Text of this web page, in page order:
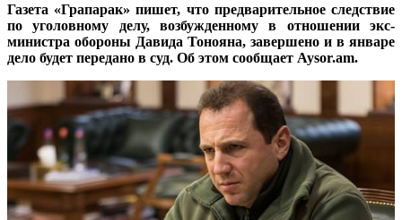
Газета «Грапарак» пишет, что предварительное следствие
по уголовному делу, возбужденному в отношении экс-
министра обороны Давида Тонояна, завершено и в январе
дело будет передано в суд. Об этом сообщает Aysor.am.